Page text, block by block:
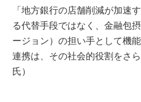
「地方銀行の店舗削減が加速
る代替手段ではなく、金融包
ージョン）の担い手として機
連携は、その社会的役割をさ
氏）